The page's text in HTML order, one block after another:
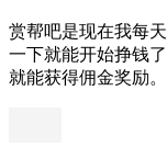
赏帮吧是现在我每
一下就能开始挣钱
就能获得佣金奖励。